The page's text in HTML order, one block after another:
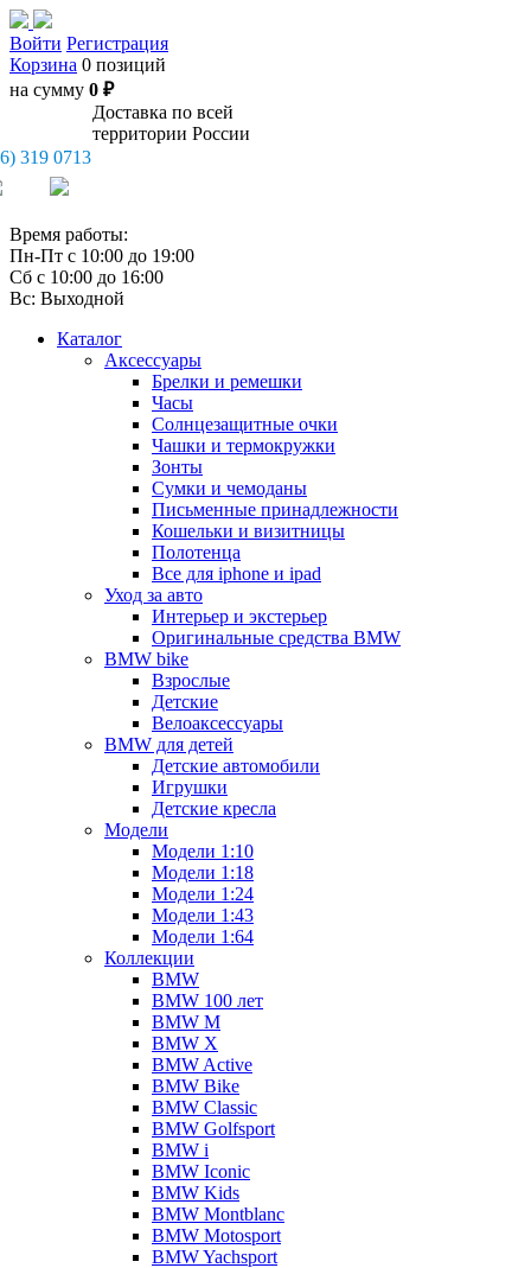
Войти Регистрация
Корзина 0 позиций
на сумму 0 ₽
Доставка по всей
территории России
319 0713
Время работы:
Пн-Пт с 10:00 до 19:00
Сб с 10:00 до 16:00
Вс: Выходной
Каталог
Аксессуары
Брелки и ремешки
Часы
Солнцезащитные очки
Чашки и термокружки
Зонты
Сумки и чемоданы
Письменные принадлежности
Кошельки и визитницы
Полотенца
Все для iphone и ipad
Уход за авто
Интерьер и экстерьер
Оригинальные средства BMW
BMW bike
Взрослые
Детские
Велоаксессуары
BMW для детей
Детские автомобили
Игрушки
Детские кресла
Модели
Модели 1:10
Модели 1:18
Модели 1:24
Модели 1:43
Модели 1:64
Коллекции
BMW
BMW 100 лет
BMW M
BMW X
BMW Active
BMW Bike
BMW Classic
BMW Golfsport
BMW i
BMW Iconic
BMW Kids
BMW Montblanc
BMW Motosport
BMW Yachsport